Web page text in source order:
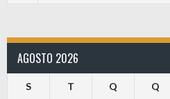
AGOSTO 2026
S T Q Q